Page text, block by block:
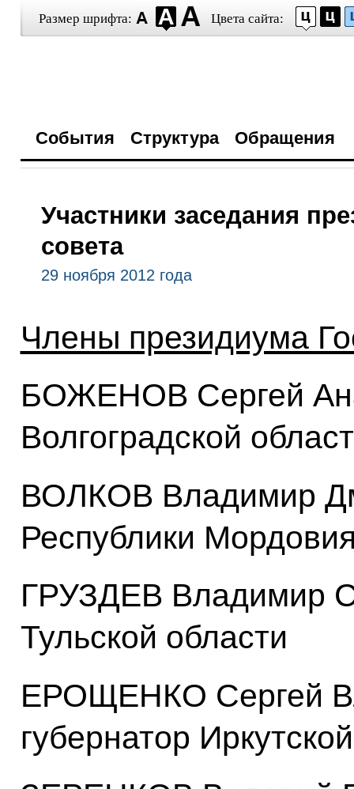
Размер шрифта: Цвета сайта:
События Структура Обращения
Участники заседания
совета
29 ноября 2012 года
Члены президиума
БОЖЕНОВ Сергей
Волгоградской
ВОЛКОВ Владимир
Республики
ГРУЗДЕВ Владимир
Тульской области
ЕРОЩЕНКО Сергей
губернатор